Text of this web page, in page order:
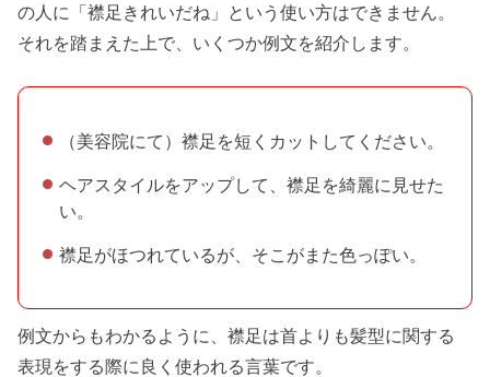
の人に「襟足きれいだね」という使い方はできません。
それを踏まえた上で、いくつか例文を紹介します。
（美容院にて）襟足を短くカットしてください。
ヘアスタイルをアップして、襟足を綺麗に見せた
い。
襟足がほつれているが、そこがまた色っぽい。
例文からもわかるように、襟足は首よりも髪型に関する
表現をする際に良く使われる言葉です。